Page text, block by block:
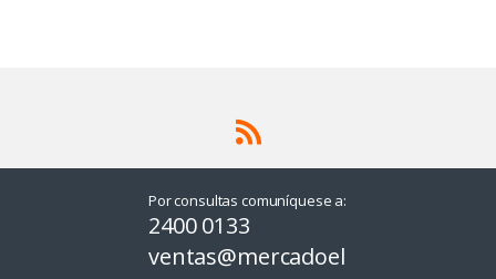
Por consultas comuníquese a:
2400 0133
ventas@mercadoel